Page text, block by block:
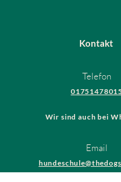
Kontakt
Telefon
Wir sind auch bei
Email